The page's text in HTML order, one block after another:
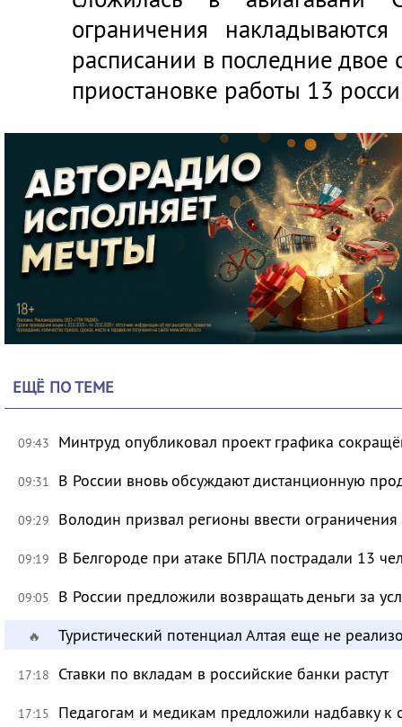
ограничения
расписании в последние двое
приостановке работы 13
ЕЩЁ ПО ТЕМЕ
09:43 Минтруд опубликовал проект графика
09:31 В России вновь обсуждают дистанционную
09:29 Володин призвал регионы ввести
09:19 В Белгороде при атаке БПЛА пострадали 13
09:05 В России предложили возвращать деньги за
🔥 Туристический потенциал Алтая еще не
17:18 Ставки по вкладам в российские банки растут
17:15 Педагогам и медикам предложили надбавку к